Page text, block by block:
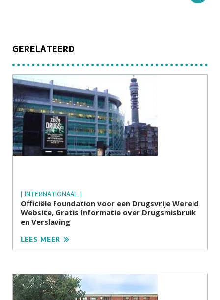
GERELATEERD
| INTERNATIONAAL |
Officiële Foundation voor een Drugsvrije Wereld
Website, Gratis Informatie over Drugsmisbruik
en Verslaving
LEES MEER